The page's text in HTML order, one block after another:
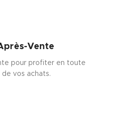
Vente
pour profiter en toute
vos achats.